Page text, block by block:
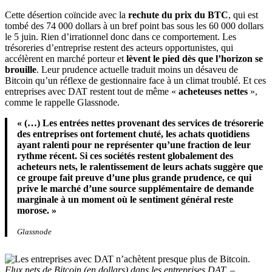
Cette désertion coïncide avec la rechute du prix du BTC, qui est
tombé des 74 000 dollars à un bref point bas sous les 60 000 dollars
le 5 juin. Rien d’irrationnel donc dans ce comportement. Les
trésoreries d’entreprise restent des acteurs opportunistes, qui
accélèrent en marché porteur et lèvent le pied dès que l’horizon se
brouille. Leur prudence actuelle traduit moins un désaveu de
Bitcoin qu’un réflexe de gestionnaire face à un climat troublé. Et ces
entreprises avec DAT restent tout de même « acheteuses nettes »,
comme le rappelle Glassnode.
« (…) Les entrées nettes provenant des services de trésorerie
des entreprises ont fortement chuté, les achats quotidiens
ayant ralenti pour ne représenter qu’une fraction de leur
rythme récent. Si ces sociétés restent globalement des
acheteurs nets, le ralentissement de leurs achats suggère que
ce groupe fait preuve d’une plus grande prudence, ce qui
prive le marché d’une source supplémentaire de demande
marginale à un moment où le sentiment général reste
morose. »
Glassnode
Flux nets de Bitcoin (en dollars) dans les entreprises DAT. –